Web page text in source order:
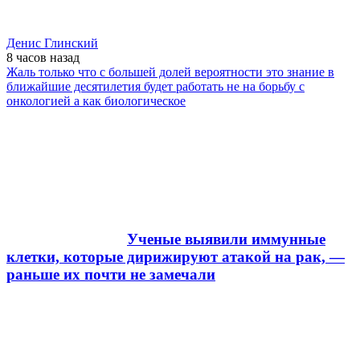
Денис Глинский
8 часов назад
Жаль только что с большей долей вероятности это знание в
ближайшие десятилетия будет работать не на борьбу с
онкологией а как биологическое
Ученые выявили иммунные
клетки, которые дирижируют атакой на рак, —
раньше их почти не замечали